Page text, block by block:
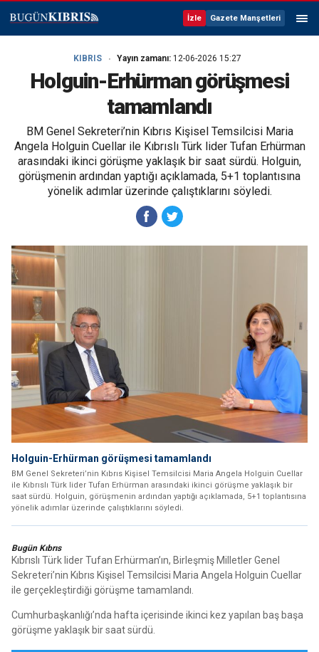
İzle Gazete Manşetleri
KIBRIS Yayın zamanı: 12-06-2026 15:27
Holguin-Erhürman görüşmesi
tamamlandı
BM Genel Sekreteri’nin Kıbrıs Kişisel Temsilcisi Maria
Angela Holguin Cuellar ile Kıbrıslı Türk lider Tufan Erhürman
arasındaki ikinci görüşme yaklaşık bir saat sürdü. Holguin,
görüşmenin ardından yaptığı açıklamada, 5+1 toplantısına
yönelik adımlar üzerinde çalıştıklarını söyledi.
Holguin-Erhürman görüşmesi tamamlandı
BM Genel Sekreteri’nin Kıbrıs Kişisel Temsilcisi Maria Angela Holguin Cuellar
ile Kıbrıslı Türk lider Tufan Erhürman arasındaki ikinci görüşme yaklaşık bir
saat sürdü. Holguin, görüşmenin ardından yaptığı açıklamada, 5+1 toplantısına
yönelik adımlar üzerinde çalıştıklarını söyledi.
Bugün Kıbrıs
Kıbrıslı Türk lider Tufan Erhürman’ın, Birleşmiş Milletler Genel
Sekreteri’nin Kıbrıs Kişisel Temsilcisi Maria Angela Holguin Cuellar
ile gerçekleştirdiği görüşme tamamlandı.
Cumhurbaşkanlığı’nda hafta içerisinde ikinci kez yapılan baş başa
görüşme yaklaşık bir saat sürdü.